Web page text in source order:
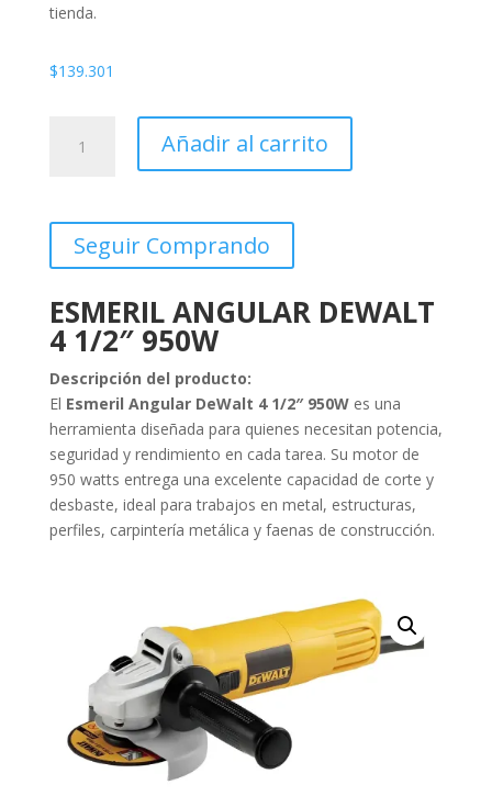
tienda.
$139.301
ANGULAR
DE
WALT
cantidad
Añadir al carrito
Seguir Comprando
ESMERIL ANGULAR DEWALT
4 1/2″ 950W
Descripción del producto:
El Esmeril Angular DeWalt 4 1/2″ 950Wes una
herramienta diseñada para quienes necesitan potencia,
seguridad y rendimiento en cada tarea. Su motor de
950 watts entrega una excelente capacidad de corte y
desbaste, ideal para trabajos en metal, estructuras,
perfiles, carpintería metálica y faenas de construcción.